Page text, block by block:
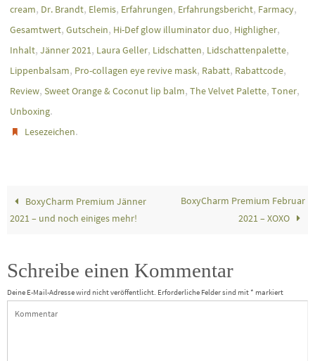
cream, Dr. Brandt, Elemis, Erfahrungen, Erfahrungsbericht, Farmacy,
Gesamtwert, Gutschein, Hi-Def glow illuminator duo, Highligher,
Inhalt, Jänner 2021, Laura Geller, Lidschatten, Lidschattenpalette,
Lippenbalsam, Pro-collagen eye revive mask, Rabatt, Rabattcode,
Review, Sweet Orange & Coconut lip balm, The Velvet Palette, Toner,
Unboxing.
Lesezeichen.
BoxyCharm Premium Jänner
2021 – und noch einiges mehr!
BoxyCharm Premium Februar
2021 – XOXO
Schreibe einen Kommentar
Deine E-Mail-Adresse wird nicht veröffentlicht. Erforderliche Felder sind mit* markiert